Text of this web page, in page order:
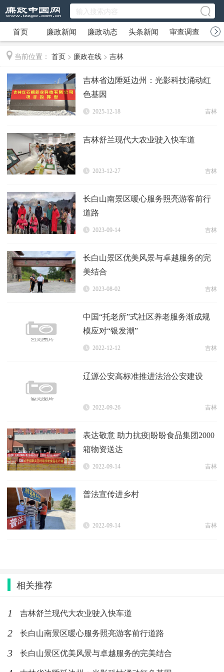
首页 廉政新闻 廉政动态 头条新闻 审查调查 廉
当前位置： 首页 > 廉政在线 > 吉林
吉林省边陲延边州：光影科技涌动红
色基因
2025-12-18 吉林
吉林舒兰现代大农业驶入快车道
2023-12-27 吉林
长白山南景区暖心服务照亮游客前行
道路
2023-09-14 吉林
长白山景区优美风景与卓越服务的完
美结合
2023-08-02 吉林
中国“托老所”式社区养老服务渐成规
模应对“银发潮”
2022-12-12 吉林
辽源公安高标准推进法治公安建设
2022-09-26 吉林
表达敬意 助力抗疫|盼盼食品集团2000
箱物资送达
2022-09-14 吉林
普法宣传进乡村
2022-09-14 吉林
相关推荐
1 吉林舒兰现代大农业驶入快车道
2 长白山南景区暖心服务照亮游客前行道路
3 长白山景区优美风景与卓越服务的完美结合